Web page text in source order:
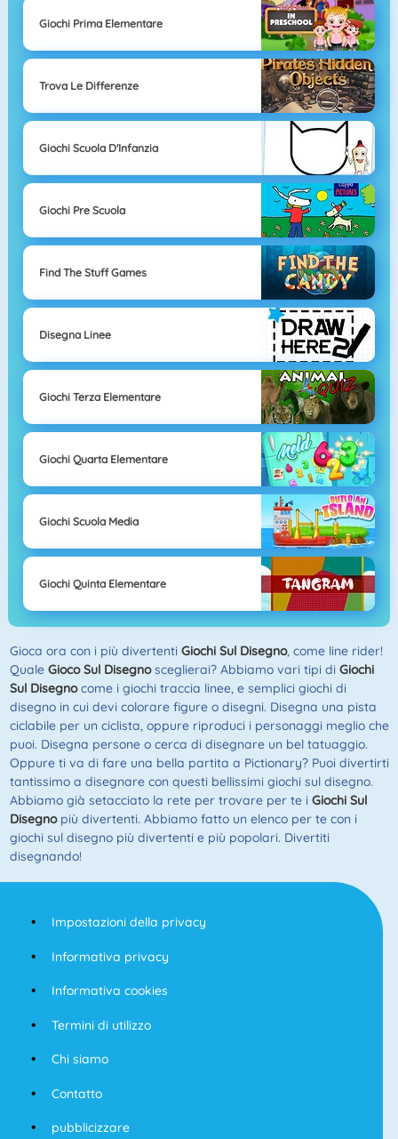
Giochi Prima Elementare
Trova Le Differenze
Giochi Scuola D'Infanzia
Giochi Pre Scuola
Find The Stuff Games
Disegna Linee
Giochi Terza Elementare
Giochi Quarta Elementare
Giochi Scuola Media
Giochi Quinta Elementare
Gioca ora con i più divertenti Giochi Sul Disegno, come line rider!
Quale Gioco Sul Disegnosceglierai? Abbiamo vari tipi di Giochi
Sul Disegnocome i giochi traccia linee, e semplici giochi di
disegno in cui devi colorare figure o disegni. Disegna una pista
ciclabile per un ciclista, oppure riproduci i personaggi meglio che
puoi. Disegna persone o cerca di disegnare un bel tatuaggio.
Oppure ti va di fare una bella partita a Pictionary? Puoi divertirti
tantissimo a disegnare con questi bellissimi giochi sul disegno.
Abbiamo già setacciato la rete per trovare per te i Giochi Sul
Disegnopiù divertenti. Abbiamo fatto un elenco per te con i
giochi sul disegno più divertenti e più popolari. Divertiti
disegnando!
Impostazioni della privacy
Informativa privacy
Informativa cookies
Termini di utilizzo
Chi siamo
Contatto
pubblicizzare